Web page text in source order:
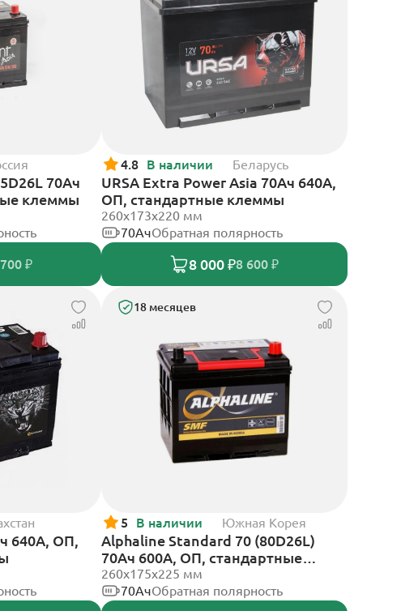
70Ач
клеммы
₽
4.8 В наличии Беларусь
URSA Extra Power Asia 70Ач 640А,
ОП, стандартные клеммы
260x173x220 мм
70АчОбратная полярность
8 000 ₽8 600 ₽
640А, ОП,
18 месяцев
5 В наличии Южная Корея
Alphaline Standard 70 (80D26L)
70Ач 600А, ОП, стандартные
клеммы
260х175х225 мм
70АчОбратная полярность